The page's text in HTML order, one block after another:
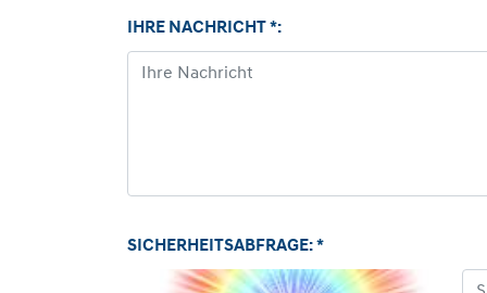
IHRE NACHRICHT *:
SICHERHEITSABFRAGE: *